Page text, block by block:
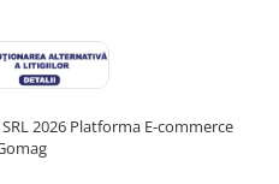
2026 Platforma E-commerce